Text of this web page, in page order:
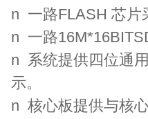
n 一路FLASH 芯片
n 一路
n 系统提供四位通
示。
n 核心板提供与核